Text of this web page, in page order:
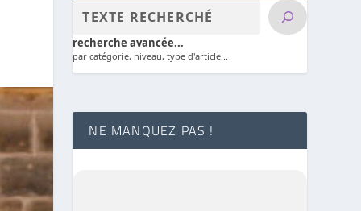
recherche avancée...
par catégorie, niveau, type d'article...
NE MANQUEZ PAS !